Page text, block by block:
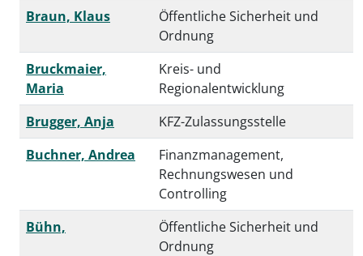
Braun, Klaus
Öffentliche Sicherheit und
Ordnung
Bruckmaier,
Maria
Kreis- und
Regionalentwicklung
Brugger, Anja
KFZ-Zulassungsstelle
Buchner, Andrea
Finanzmanagement,
Rechnungswesen und
Controlling
Bühn,
Öffentliche Sicherheit und
Ordnung